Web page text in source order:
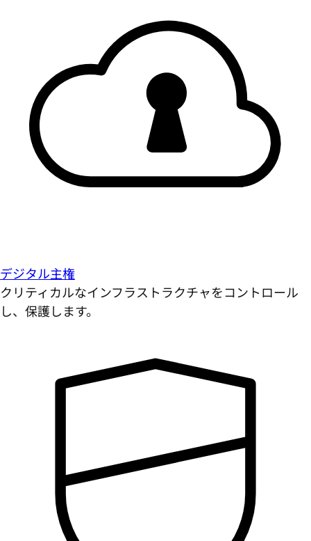
デジタル主権
クリティカルなインフラストラクチャをコントロール
し、保護します。